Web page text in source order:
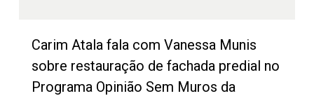
Carim Atala fala com Vanessa Munis
sobre restauração de fachada predial no
Programa Opinião Sem Muros da